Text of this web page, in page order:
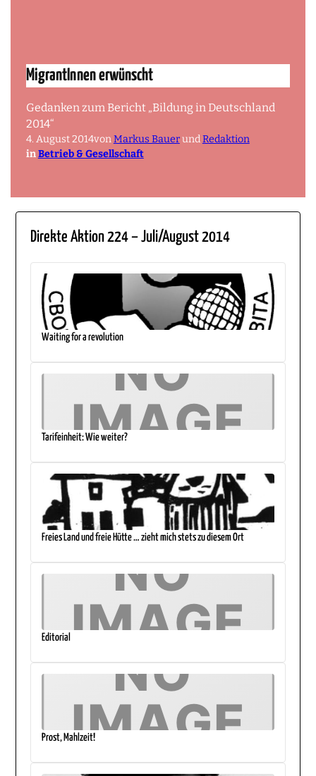
MigrantInnen erwünscht
Gedanken zum Bericht „Bildung in Deutschland
2014“
4. August 2014vonMarkus BauerundRedaktion
inBetrieb & Gesellschaft
Direkte Aktion 224 – Juli/August 2014
Waiting for a revolution
Tarifeinheit: Wie weiter?
Freies Land und freie Hütte … zieht mich stets zu diesem Ort
Editorial
Prost, Mahlzeit!